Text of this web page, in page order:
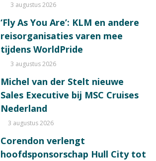
3 augustus 2026
‘Fly As You Are’: KLM en andere
reisorganisaties varen mee
tijdens WorldPride
3 augustus 2026
Michel van der Stelt nieuwe
Sales Executive bij MSC Cruises
Nederland
3 augustus 2026
Corendon verlengt
hoofdsponsorschap Hull City tot